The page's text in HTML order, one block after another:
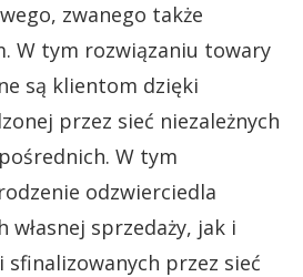
zwanego także
W tym rozwiązaniu towary
są klientom dzięki
przez sieć niezależnych
W tym
odzwierciedla
własnej sprzedaży, jak i
przez sieć